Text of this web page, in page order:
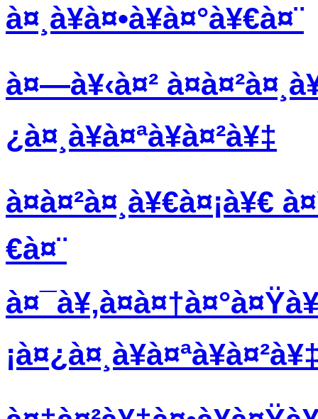
à¤¸à¥à¤•à¥à¤°à¥€à¤¨
à¤—à¥‹à¤²
¿à¤¸à¥à¤ªà¥à¤²à¥‡
à¤à¤²à¤¸à¥€à¤¡à¥€
€à¤¨